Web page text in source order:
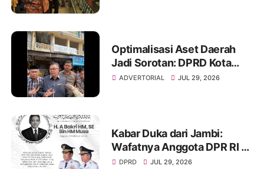
Optimalisasi Aset Daerah
Jadi Sorotan: DPRD Kota
Jambi Temukan Banyak
ADVERTORIAL JUL 29, 2026
Kabar Duka dari Jambi:
Wafatnya Anggota DPR RI H.
A. Bakri HM, Jejak
DPRD JUL 29, 2026